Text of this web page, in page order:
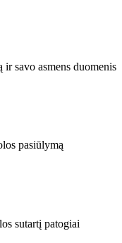
savo asmens duomenis
pasiūlymą
sutartį patogiai